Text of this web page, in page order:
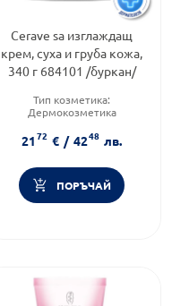
Cerave sa изглаждащ
крем, суха и груба кожа,
340 г 684101 /буркан/
Тип козметика:
Дермокозметика
Функционалност:
Подхранване и хидратация
2172 € / 4248 лв.
ПОРЪЧАЙ